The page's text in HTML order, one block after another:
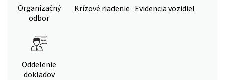
Organizačný
odbor
Krízové riadenie Evidencia vozidiel
Oddelenie
dokladov